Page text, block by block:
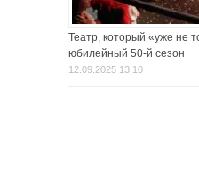
Театр, который «уже не
юбилейный 50-й сезон
12.09.2025 13:10